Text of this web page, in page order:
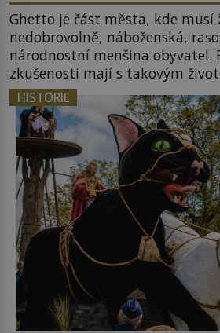
Ghetto je část města, kde musí
nedobrovolně, náboženská,
národnostní menšina obyvatel.
zkušenosti mají s takovým
středověku jsou totiž v každou
nějakém žít. Mezi ty
ghetto založené v roce 1555.
k Židům, nemá se Řím čím
HISTORIE